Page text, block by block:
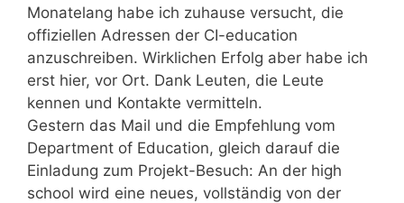
Monatelang habe ich zuhause versucht, die
offiziellen Adressen der CI-education
anzuschreiben. Wirklichen Erfolg aber habe ich
erst hier, vor Ort. Dank Leuten, die Leute
kennen und Kontakte vermitteln.
Gestern das Mail und die Empfehlung vom
Department of Education, gleich darauf die
Einladung zum Projekt-Besuch: An der high
school wird eine neues, vollständig von der